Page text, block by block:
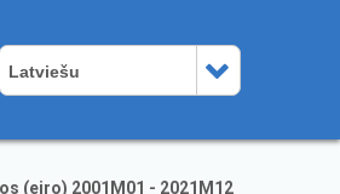
Latviešu
(eiro) 2001M01 - 2021M12